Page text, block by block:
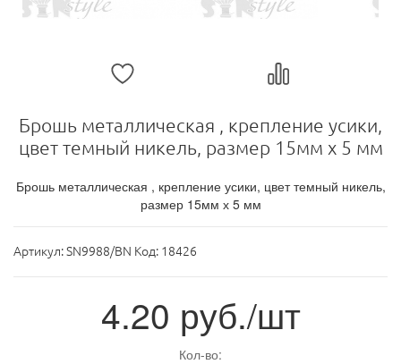
Брошь металлическая , крепление усики,
цвет темный никель, размер 15мм х 5 мм
Брошь металлическая , крепление усики, цвет темный никель,
размер 15мм х 5 мм
Артикул:SN9988/BN Код: 18426
4.20 руб./шт
Кол-во: